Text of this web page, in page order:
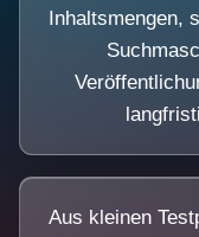
Inhaltsmengen,
Aus kleinen